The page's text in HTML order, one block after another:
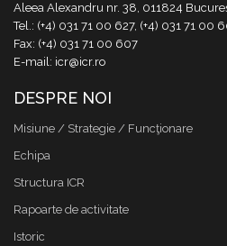
Aleea Alexandru nr. 38, 011824
Tel.: (+4) 031 71 00 627, (+4) 031 71 00
Fax: (+4) 031 71 00 607
E-mail: icr@icr.ro
DESPRE NOI
Misiune / Strategie / Funcţionare
Echipa
Structura ICR
Rapoarte de activitate
Istoric